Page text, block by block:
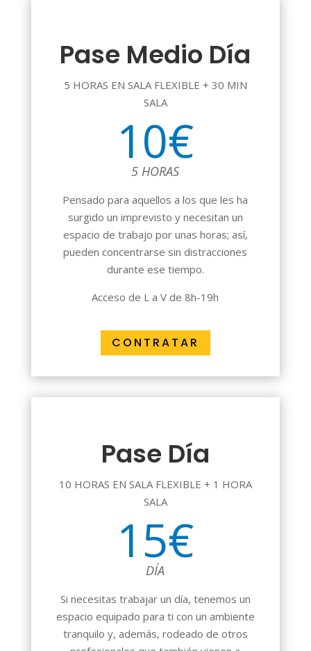
Pase Medio Día
5 HORAS EN SALA FLEXIBLE + 30 MIN
SALA
10€
5 HORAS
Pensado para aquellos a los que les ha
surgido un imprevisto y necesitan un
espacio de trabajo por unas horas; así,
pueden concentrarse sin distracciones
durante ese tiempo.
Acceso de L a V de 8h-19h
CONTRATAR
Pase Día
10 HORAS EN SALA FLEXIBLE + 1 HORA
SALA
15€
DÍA
Si necesitas trabajar un día, tenemos un
espacio equipado para ti con un ambiente
tranquilo y, además, rodeado de otros